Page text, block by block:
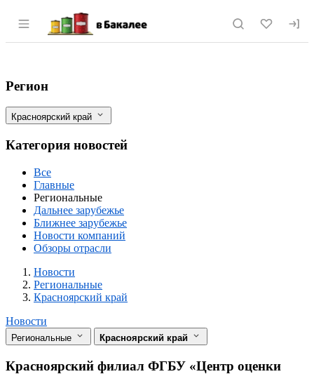
Раздел навигации по сайту vbakalee.ru
Красноярский филиал ФГБУ «Центр
Фильтры
Регион
Красноярский край
Категория новостей
Все
Главные
Региональные
Дальнее зарубежье
Ближнее зарубежье
Новости компаний
Обзоры отрасли
Новости
Разделы
Новости
Региональные
Красноярский край
Новости
Региональные Красноярский край
Красноярский филиал ФГБУ «Центр оценки